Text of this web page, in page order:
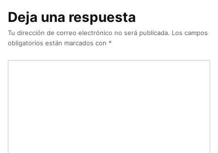
Deja una respuesta
Tu dirección de correo electrónico no será publicada. Los campos
obligatorios están marcados con *